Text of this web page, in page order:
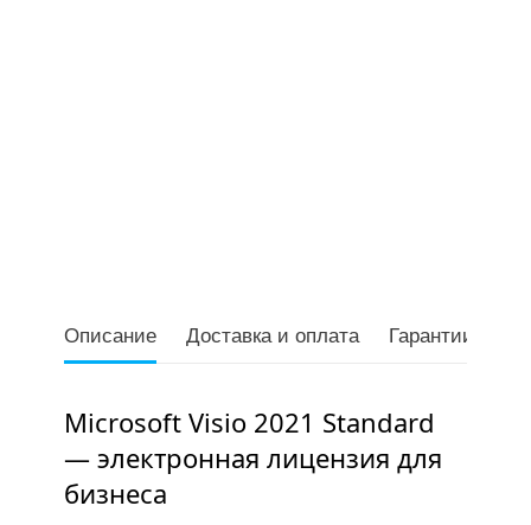
Описание Доставка и оплата Гарантии
Microsoft Visio 2021 Standard
— электронная лицензия для
бизнеса